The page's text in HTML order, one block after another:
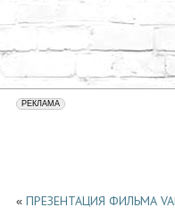
« ПРЕЗЕНТАЦИЯ ФИЛЬМА